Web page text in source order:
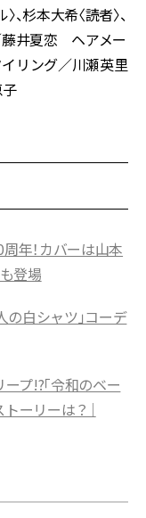
杉本大希〈読者〉、
藤井夏恋 ヘアメー
リング／川瀬英里
周年！カバーは山本
登場
の白シャツ」コーデ
プ!?「令和のベー
ーリーは？｜